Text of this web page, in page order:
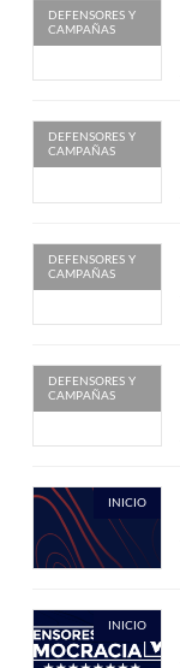
DEFENSORES Y
CAMPAÑAS
DEFENSORES Y
CAMPAÑAS
DEFENSORES Y
CAMPAÑAS
DEFENSORES Y
CAMPAÑAS
INICIO
INICIO